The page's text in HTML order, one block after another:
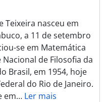
Teixeira nasceu em
a 11 de setembro
se em Matemática
Nacional de Filosofia da
Brasil, em 1954, hoje
do Rio de Janeiro.
em… Ler mais